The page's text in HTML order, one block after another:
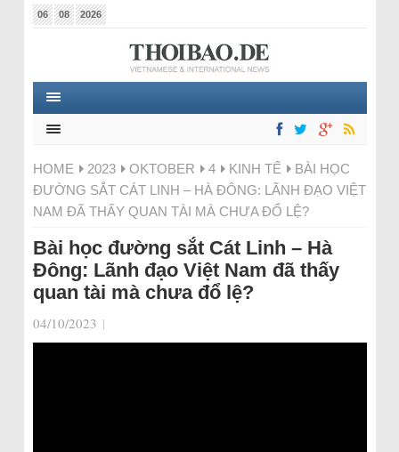
06 08 2026
HOME 2023 OKTOBER 4 KINH TẾ
BÀI HỌC
ĐƯỜNG SẮT CÁT LINH – HÀ ĐÔNG: LÃNH ĐẠO VIỆT
NAM ĐÃ THẤY QUAN TÀI MÀ CHƯA ĐỔ LỆ?
Bài học đường sắt Cát Linh – Hà
Đông: Lãnh đạo Việt Nam đã thấy
quan tài mà chưa đổ lệ?
04/10/2023 |